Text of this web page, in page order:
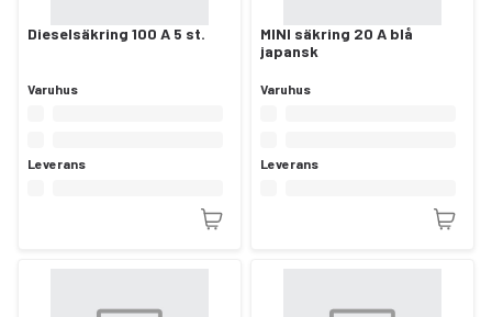
Dieselsäkring 100 A 5 st.
Varuhus
Leverans
MINI säkring 20 A blå
japansk
Varuhus
Leverans